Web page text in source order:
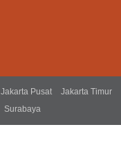
Jakarta Pusat
Jakarta Timur
Surabaya